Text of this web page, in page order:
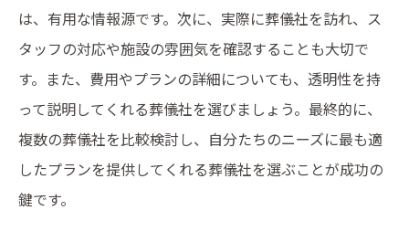
は、有用な情報源です。次に、実際に葬儀社を訪れ、ス
タッフの対応や施設の雰囲気を確認することも大切で
す。また、費用やプランの詳細についても、透明性を持
って説明してくれる葬儀社を選びましょう。最終的に、
複数の葬儀社を比較検討し、自分たちのニーズに最も適
したプランを提供してくれる葬儀社を選ぶことが成功の
鍵です。